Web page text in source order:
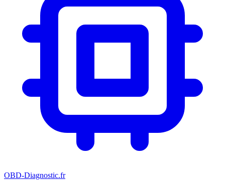
OBD-Diagnostic.fr